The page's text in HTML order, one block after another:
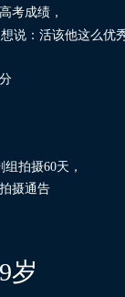
考成绩，
拍摄60天，
摄通告
岁